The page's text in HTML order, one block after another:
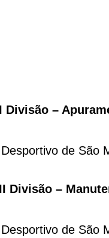
–
de São
Divisão –
de São